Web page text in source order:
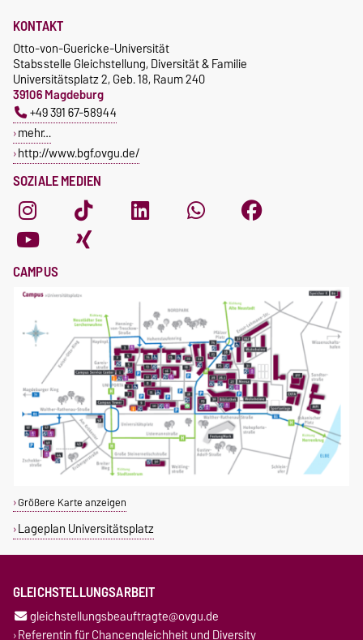
SOZIALE MEDIEN
KONTAKT
Otto-von-Guericke-Universität
Stabsstelle Gleichstellung, Diversität & Familie
Universitätsplatz 2, Geb. 18, Raum 240
39106 Magdeburg
+49 391 67-58944
mehr…
http://www.bgf.ovgu.de/
CAMPUS
Größere Karte anzeigen
Lageplan Universitätsplatz
GLEICHSTELLUNGSARBEIT
gleichstellungsbeauftragte@ovgu.de
Referentin für Chancengleichheit und Diversity